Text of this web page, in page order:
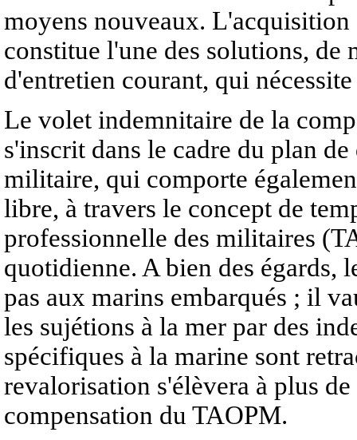
moyens nouveaux. L'acquisition
constitue l'une des solutions, de
d'entretien courant, qui
Le volet indemnitaire de la
s'inscrit dans le cadre du plan
militaire, qui comporte
libre, à travers le concept de
professionnelle des militaires
quotidienne. A bien des égards,
pas aux marins embarqués ; il
les sujétions à la mer par des
spécifiques à la marine sont
revalorisation s'élèvera à plus
compensation du TAOPM.